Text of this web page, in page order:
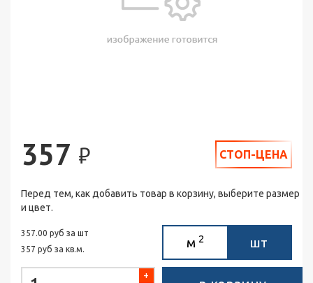
357 ₽ СТОП-ЦЕНА
Перед тем, как добавить товар в корзину, выберите размер
и цвет.
357.00 руб за шт
357 руб за кв.м.
м 2 шт
+